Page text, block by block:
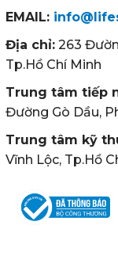
EMAIL:
Địa chỉ: 263
Tp.Hồ Chí Minh
Trung tâm tiếp
Đường Gò Dầu,
Trung tâm kỹ
Vĩnh Lộc, Tp.Hồ